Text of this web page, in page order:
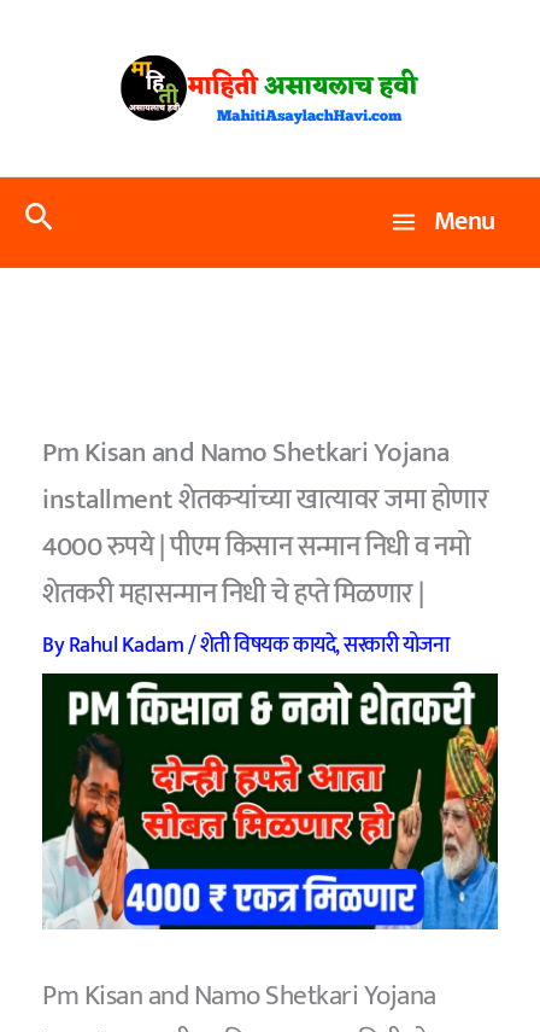
Search Menu
Pm Kisan and Namo Shetkari Yojana
installment शेतकऱ्यांच्या खात्यावर जमा होणार
4000 रुपये | पीएम किसान सन्मान निधी व नमो
शेतकरी महासन्मान निधी चे हप्ते मिळणार |
ByRahul Kadam/शेती विषयक कायदे,सरकारी योजना
Pm Kisan and Namo Shetkari Yojana